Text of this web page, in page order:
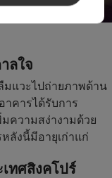
ลใจ
มแวะไปถ่ายภาพด้าน
คารได้รับการ
ความสง่างามด้วย
ลังนี้มีอายุเก่าแก่
ทศสิงคโปร์